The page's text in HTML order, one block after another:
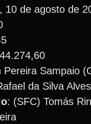
10 de agosto de
Pereira Sampaio
da Silva
: (SFC) Tomás